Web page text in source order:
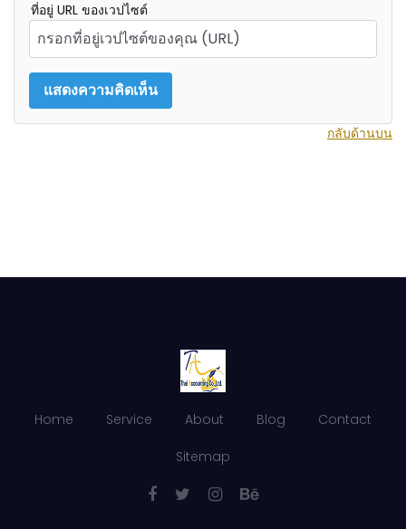
ที่อยู่ URL ของเวปไซต์
กลับด้านบน
Home Service About Blog Contact
Sitemap